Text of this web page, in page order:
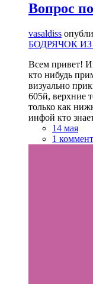
Вопрос
vasaldiss
БОДРЯЧОК
Всем привет!
кто нибудь
визуально
605й, верхние
только как
инфой кто
14 мая
1